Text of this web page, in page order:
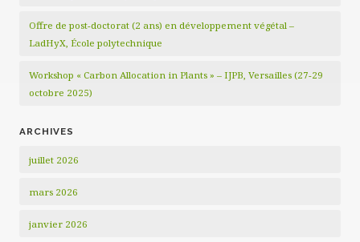
Offre de post-doctorat (2 ans) en développement végétal –
LadHyX, École polytechnique
Workshop « Carbon Allocation in Plants » – IJPB, Versailles (27-29
octobre 2025)
ARCHIVES
juillet 2026
mars 2026
janvier 2026